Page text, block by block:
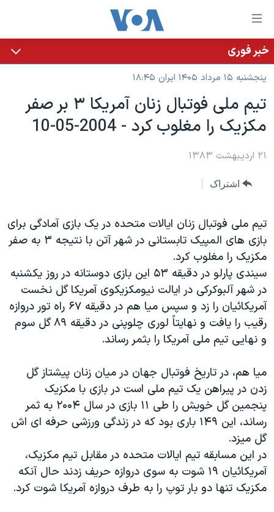
لینکهای
قابل
دسترسی
جهش
محتوای
اصلی
اصلی
به
جستجو
خانه
نسخه سبک وب‌سایت
موضوع ها
ایران
آمریکا
گزیده‌ها
ویژه برنامه‌ها
ویدیوها
فرهنگ و زندگی
حقوق شهروندی
اقتصادی
اسرائیل در جنگ
گالری عکس
آرشیو پخش زنده
برنامه های تلویزیونی
جدول برنامه ها
صفحه‌های ویژه
عملیات خشم حماسی
۲۵۰سالگی آمریکا
بایگانی برنامه‌های تلویزیونی
مستندها
انتخابات ریاست جمهوری آمریکا ۲۰۲۴
حمله جمهوری اسلامی به اسرائیل
ورزش زنان در ایران
اعتراضات زن، زندگی، آزادی
مجموعه مستندهای دادخواهی
تریبونال مردمی آبان ۹۸
دادگاه حمید نوری
چهل سال گروگان‌گیری
پخش رادیویی
یادگیری زبان انگلیسی
دنبال کنید
زبانهای مختلف
خبر فوری
پنجشنبه ۱۵ مرداد ۱۴۰۵ ایران ۱۸:۴۵
تيم ملی فوتبال زنان آمريکا ۳ بر صفر
مکزيک را مغلوب کرد - 2004-05-10
۲۱ اردیبهشت ۱۳۸۳
اشتراک
تيم ملی فوتبال زنان ايالات متحده در يک بازی آمادگی برای
بازی های المپيک تابستانی در شهر آتن با نتيجه ۳ به صفر
مکزيک را مغلوب کرد.
سيندی پارلو در دقيقه ۵۳ اين بازی دوستانه در روز يکشنبه
در شهر آلبوکرکی در ايالت نيومکزيکوی آمريکا گل نخست
آمريکائيان را زد و سپس ميا هم در دقيقه ۶۷ راه تور دروازه
رقيب را يافت و نهايتاً لوری چلوپنی در دقيقه ۸۹ گل سوم
و نهايی تيم ملی آمريکا را بثمر رساند.
ميا هم، در تاريخ فوتبال جهان در ميان زنان پيشتاز گل
زدن در پيراهن يک تيم ملی است در بازی با مکزيک
پنجمين گل خويش را طی ۱۱ بازی در سال ۲۰۰۴ به ثمر
رساند، اين ۱۴۹ باری بود که در زندگی ورزشی حرفه ای اش
گل ميزد.
در اين مسابقه تيم ايالات متحده در مقابل تيم مکزيک،
آمريکائيان ۱۹ شوت به سوی دروازه حريف زدند حال آنکه
مکزيک تنها دو بار توپ را به طرف دروازه آمريکا شوت کرد.